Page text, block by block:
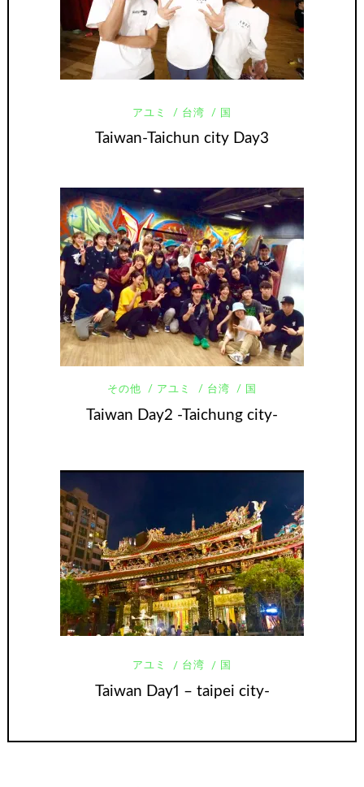
アユミ 台湾 国
Taiwan-Taichun city Day3
その他 アユミ 台湾 国
Taiwan Day2 -Taichung city-
アユミ 台湾 国
Taiwan Day1 – taipei city-